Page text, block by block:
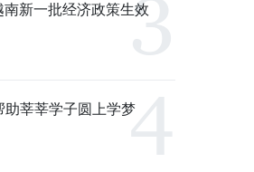
新一批经济政策生效
助莘莘学子圆上学梦